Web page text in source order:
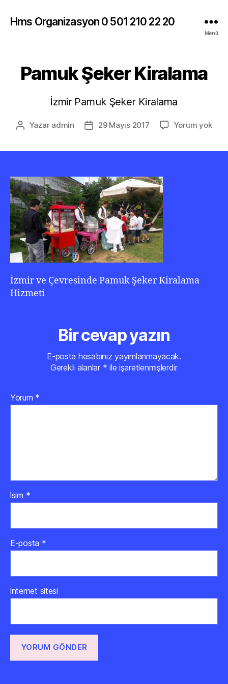
Hms Organizasyon 0 501 210 22 20
Menü
Pamuk Şeker Kiralama
İzmir Pamuk Şeker Kiralama
Yazının
Yazar admin
Yazı29 Mayıs 2017 Yorum yok
İzmir ve Çevresinde Pamuk Şeker Kiralama
Hizmeti
Bir cevap yazın
E-posta hesabınız yayımlanmayacak.
Gerekli alanlar * ile işaretlenmişlerdir
Yorum *
İsim *
E-posta *
İnternet sitesi